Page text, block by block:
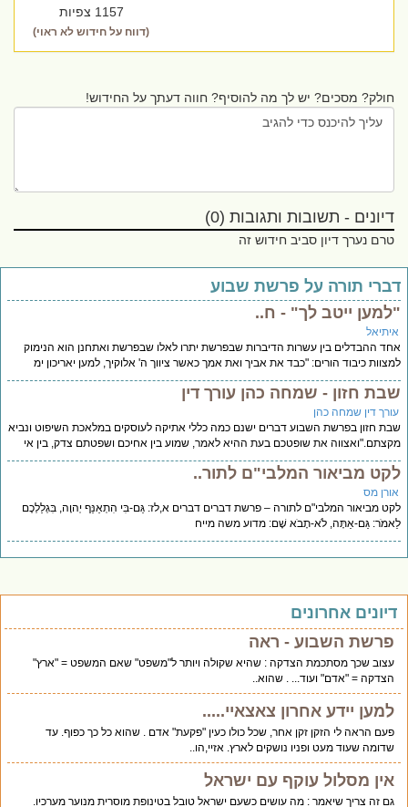
1157 צפיות
(דווח על חידוש לא ראוי)
חולק? מסכים? יש לך מה להוסיף? חווה דעתך על החידוש!
דיונים - תשובות ותגובות (0)
טרם נערך דיון סביב חידוש זה
תורה על פרשת שבוע
ייטב לך" - ח..
ההבדלים בין עשרות הדיברות שבפרשת יתרו לאלו שבפרשת ואתחנן הוא הנימוק
כיבוד הורים: "כבד את אביך ואת אמך כאשר ציווך ה' אלוקיך, למען יאריכון ימ
חזון - שמחה כהן עורך דין
דין שמחה כהן
חזון בפרשת השבוע דברים ישנם כמה כללי אתיקה לעוסקים במלאכת השיפוט ונביא
את שופטכם בעת ההיא לאמר, שמוע בין אחיכם ושפטתם צדק, בין אי
מביאור המלבי"ם לתור..
מס
מביאור המלבי"ם לתורה – פרשת דברים דברים א,לז: גַּם-בִּי הִתְאַנַּף יְהוָה, בִּגְלַלְכֶם
גַּם-אַתָּה, לֹא-תָבֹא שָׁם: מדוע משה מייח
אחרונים
פרשת השבוע - ראה
עצוב שכך מסתכמת הצדקה : שהיא שקולה ויותר ל"משפט" שאם המשפט = "ארץ"
הצדקה = "אדם" ועוד... . שהוא..
למען יידע אחרון צאצאיי.....
פעם הראה לי הזקן זקן אחר, שכל כולו כעין "פקעת" אדם . שהוא כל כך כפוף. עד
שדומה שעוד מעט ופניו נושקים לארץ. אזיי,הו..
אין מסלול עוקף עם ישראל
גם זה צריך שיאמר : מה עושים כשעם ישראל טובל בטינופת מוסרית מנוער מערכיו.